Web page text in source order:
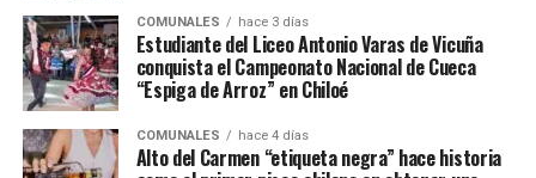
COMUNALES hace 3 días
Estudiante del Liceo Antonio Varas de Vicuña
conquista el Campeonato Nacional de Cueca
“Espiga de Arroz” en Chiloé
COMUNALES hace 4 días
Alto del Carmen “etiqueta negra” hace historia